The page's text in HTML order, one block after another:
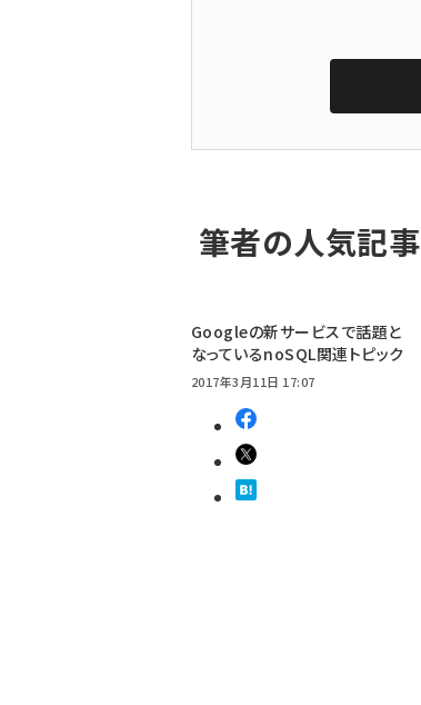
筆者の人気記事
Googleの新サービスで話題と
なっているnoSQL関連トピック
2017年3月11日 17:07